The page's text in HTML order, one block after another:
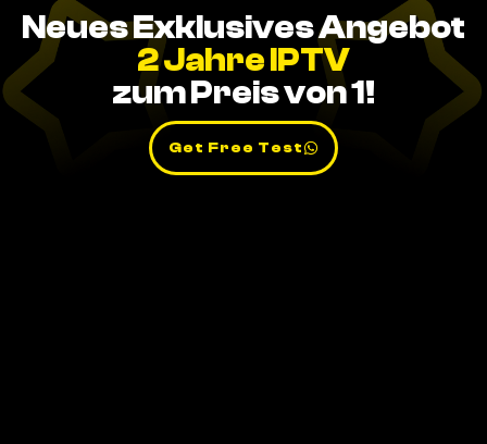
Neues Exklusives Angebot
2 Jahre IPTV
zum Preis von 1!
Get Free Test